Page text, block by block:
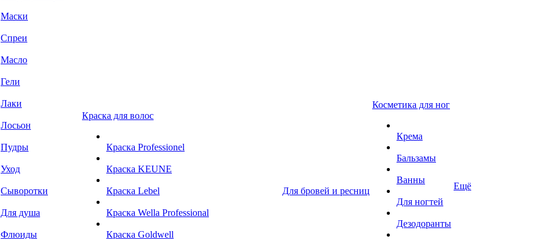
Маски
Спреи
Масло
Гели
Лаки
Лосьон
Пудры
Уход
Сыворотки
Для душа
Флюиды
Краска для волос
Краска Professionel
Краска KEUNE
Краска Lebel
Краска Wella Professional
Краска Goldwell
Для бровей и ресниц
Косметика для ног
Крема
Бальзамы
Ванны
Для ногтей
Дезодоранты
Ещё